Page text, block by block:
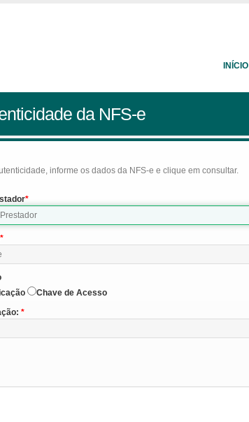
INÍCIO
da NFS-e
informe os dados da NFS-e e clique em consultar.
Chave de Acesso